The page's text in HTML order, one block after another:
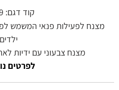
קוד דגם:
מצנח לפעילות פנאי המשמש
ילדים
מצנח צבעוני עם ידיות
לפרטים